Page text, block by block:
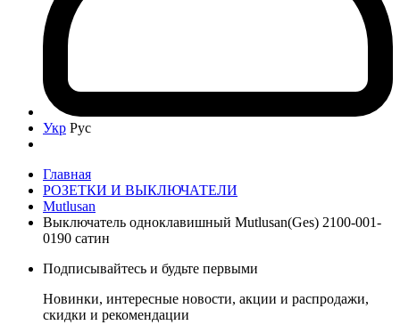
Укр Рус
Главная
РОЗЕТКИ И ВЫКЛЮЧАТЕЛИ
Mutlusan
Выключатель одноклавишный Mutlusan(Ges) 2100-001-
0190 сатин
Подписывайтесь и будьте первыми
Новинки, интересные новости, акции и распродажи,
скидки и рекомендации